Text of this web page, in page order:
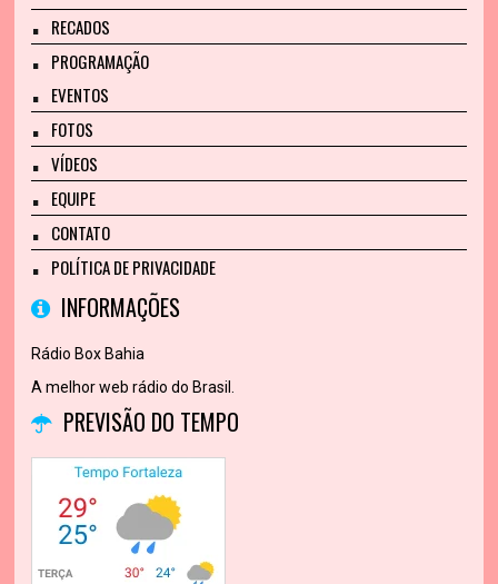
RECADOS
PROGRAMAÇÃO
EVENTOS
FOTOS
VÍDEOS
EQUIPE
CONTATO
POLÍTICA DE PRIVACIDADE
INFORMAÇÕES
Rádio Box Bahia
A melhor web rádio do Brasil.
PREVISÃO DO TEMPO